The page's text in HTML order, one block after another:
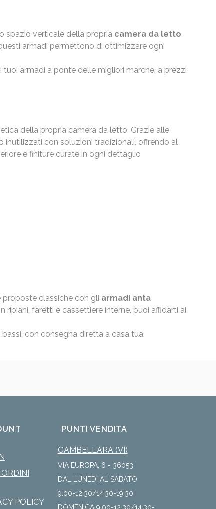
spazio verticale della propria camera da letto
armadi permettono di ottimizzare ogni
armadi a ponte delle migliori marche, a prezzi
della propria camera da letto. Grazie alle
con soluzioni tradizionali, offrendo al
e finiture curate in ogni dettaglio
proposte classiche con gli armadi anta
ripiani, faretti e cassettiere interne, puoi affidarti ai
con consegna diretta a casa tua.
ORDINI
POLICY
PUNTI VENDITA
GAMBELLARA (VI)
VIA EUROPA, 6 - 36053
DAL LUNEDÌ AL SABATO
9:00-12:30/14:30-19:30
DOMENICA 9:00-12:30/14:30-